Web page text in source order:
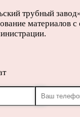
трубный
материалов с